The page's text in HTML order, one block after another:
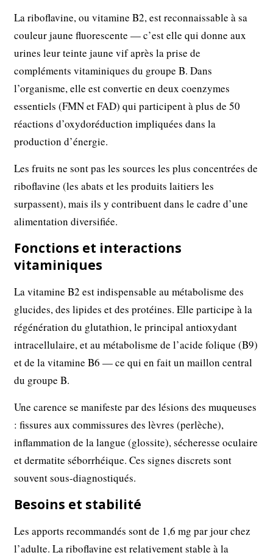
La riboflavine, ou vitamine B2, est reconnaissable à sa
couleur jaune fluorescente — c’est elle qui donne aux
urines leur teinte jaune vif après la prise de
compléments vitaminiques du groupe B. Dans
l’organisme, elle est convertie en deux coenzymes
essentiels (FMN et FAD) qui participent à plus de 50
réactions d’oxydoréduction impliquées dans la
production d’énergie.
Les fruits ne sont pas les sources les plus concentrées de
riboflavine (les abats et les produits laitiers les
surpassent), mais ils y contribuent dans le cadre d’une
alimentation diversifiée.
Fonctions et interactions
vitaminiques
La vitamine B2 est indispensable au métabolisme des
glucides, des lipides et des protéines. Elle participe à la
régénération du glutathion, le principal antioxydant
intracellulaire, et au métabolisme de l’acide folique (B9)
et de la vitamine B6 — ce qui en fait un maillon central
du groupe B.
Une carence se manifeste par des lésions des muqueuses
: fissures aux commissures des lèvres (perlèche),
inflammation de la langue (glossite), sécheresse oculaire
et dermatite séborrhéique. Ces signes discrets sont
souvent sous-diagnostiqués.
Besoins et stabilité
Les apports recommandés sont de 1,6 mg par jour chez
l’adulte. La riboflavine est relativement stable à la